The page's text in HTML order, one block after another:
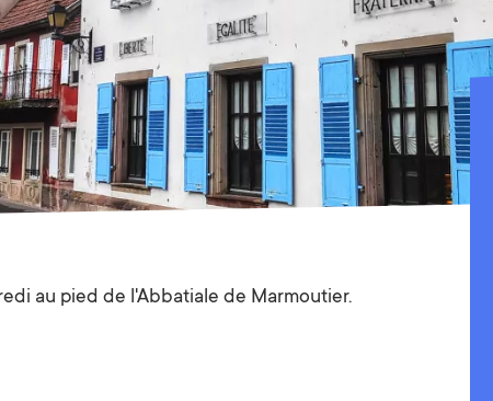
au pied de l'Abbatiale de Marmoutier.